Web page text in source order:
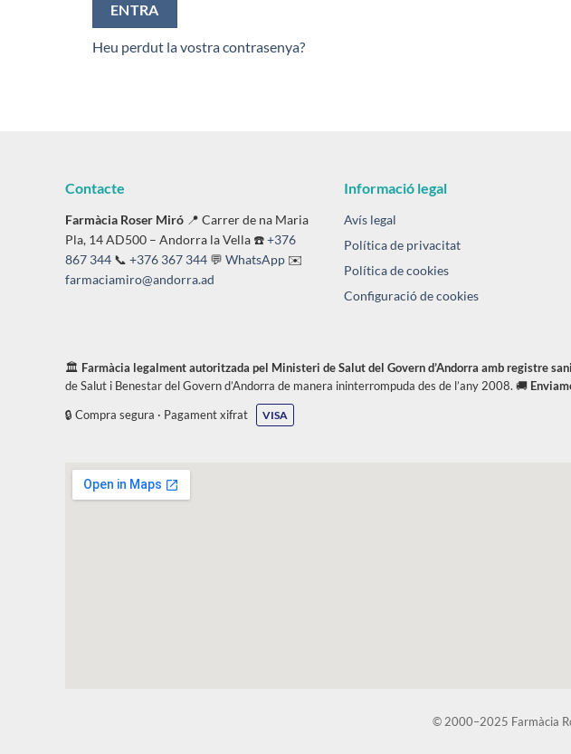
ENTRA
Heu perdut la vostra contrasenya?
Contacte
Farmàcia Roser Miró 📍 Carrer de na Maria
Pla, 14 AD500 – Andorra la Vella ☎️+376
867 344 📞 +376 367 344 💬 WhatsApp ✉️
farmaciamiro@andorra.ad
Informació legal
Avís legal
Política de privacitat
Política de cookies
Configuració de cookies
🏛️ Farmàcia legalment autoritzada pel Ministeri de Salut del Govern d’Andorra amb registre
de Salut i Benestar del Govern d’Andorra de manera ininterrompuda des de l’any 2008. 🚚
🔒 Compra segura · Pagament xifrat
VISA
© 2000–2025 Farmàcia